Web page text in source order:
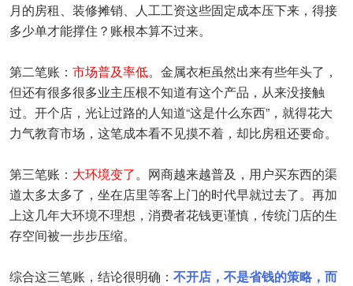
月的房租、装修摊销、人工工资这些固定成本压下来，得接
多少单才能撑住？账根本算不过来。
第二笔账： 市场普及率低。金属衣柜虽然出来有些年头了，
但还有很多很多业主压根不知道有这个产品，从来没接触
过。开个店，光让过路的人知道“这是什么东西”，就得花大
力气教育市场，这笔成本看不见摸不着，却比房租还要命。
第三笔账： 大环境变了。网商越来越普及，用户买东西的渠
道太多太多了，坐在店里等客上门的时代早就过去了。再加
上这几年大环境不理想，消费者花钱更谨慎，传统门店的生
存空间被一步步压缩。
综合这三笔账，结论很明确： 不开店，不是省钱的策略，而